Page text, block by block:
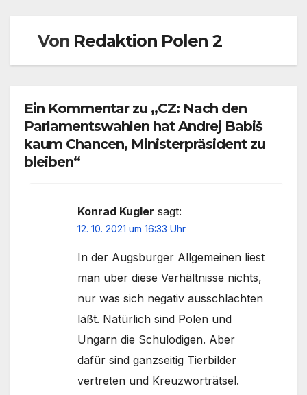
Von Redaktion Polen 2
Ein Kommentar zu „CZ: Nach den
Parlamentswahlen hat Andrej Babiš
kaum Chancen, Ministerpräsident zu
bleiben“
Konrad Kugler sagt:
12. 10. 2021 um 16:33 Uhr
In der Augsburger Allgemeinen liest
man über diese Verhältnisse nichts,
nur was sich negativ ausschlachten
läßt. Natürlich sind Polen und
Ungarn die Schulodigen. Aber
dafür sind ganzseitig Tierbilder
vertreten und Kreuzworträtsel.